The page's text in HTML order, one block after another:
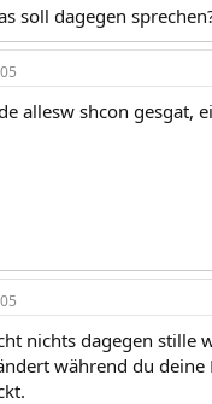
soll dagegen
allesw shcon gesgat,
nichts dagegen stille
während du